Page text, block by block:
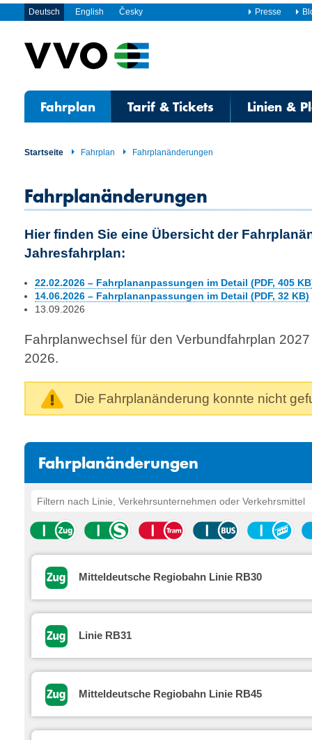
Deutsch English Česky Presse
Fahrplan Tarif & Tickets Linien &
Startseite Fahrplan Fahrplanänderungen
Fahrplanänderungen
Hier finden Sie eine Übersicht der
Jahresfahrplan:
22.02.2026 – Fahrplananpassungen im Detail (PDF, 405
14.06.2026 – Fahrplananpassungen im Detail (PDF, 32 KB)
13.09.2026
Fahrplanwechsel für den Verbundfahrplan
2026.
Die Fahrplanänderung konnte nicht
Fahrplanänderungen
Mitteldeutsche Regiobahn Linie RB30
Linie RB31
Mitteldeutsche Regiobahn Linie RB45